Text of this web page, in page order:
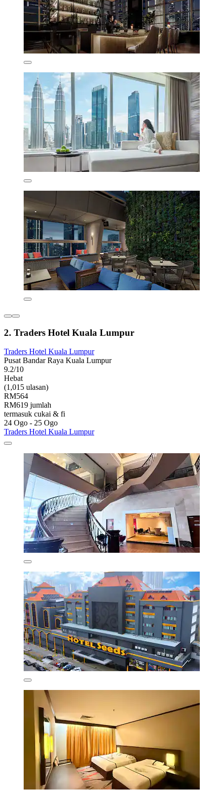
2. Traders Hotel Kuala Lumpur
Traders Hotel Kuala Lumpur
Pusat Bandar Raya Kuala Lumpur
9.2/10
Hebat
(1,015 ulasan)
RM564
RM619 jumlah
termasuk cukai & fi
24 Ogo - 25 Ogo
Traders Hotel Kuala Lumpur